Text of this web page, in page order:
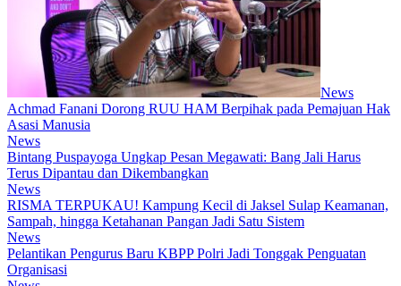
News
Achmad Fanani Dorong RUU HAM Berpihak pada Pemajuan Hak
Asasi Manusia
News
Bintang Puspayoga Ungkap Pesan Megawati: Bang Jali Harus
Terus Dipantau dan Dikembangkan
News
RISMA TERPUKAU! Kampung Kecil di Jaksel Sulap Keamanan,
Sampah, hingga Ketahanan Pangan Jadi Satu Sistem
News
Pelantikan Pengurus Baru KBPP Polri Jadi Tonggak Penguatan
Organisasi